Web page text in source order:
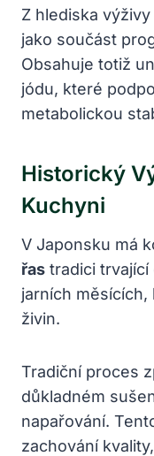
Z hlediska
jako součást
Obsahuje totiž
jódu, které
metabolickou
Historický
Kuchyni
V Japonsku má
řas tradici trvající
jarních měsících,
živin.
Tradiční proces
důkladném
napařování.
zachování